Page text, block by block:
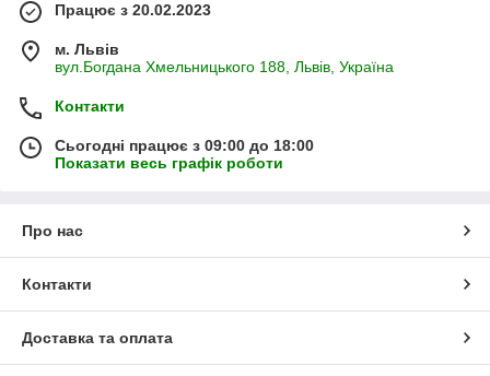
Працює з 20.02.2023
м. Львів
вул.Богдана Хмельницького 188, Львів, Україна
Контакти
Сьогодні працює з 09:00 до 18:00
Показати весь графік роботи
Про нас
Контакти
Доставка та оплата